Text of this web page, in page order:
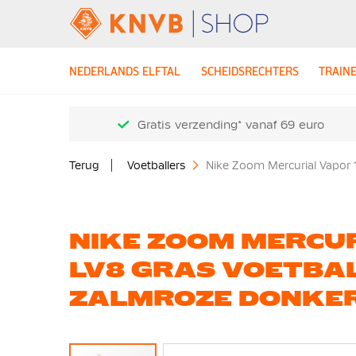
NEDERLANDS ELFTAL SCHEIDSRECHTERS
Gratis verzending* vanaf 69 euro
Terug Voetballers Nike Zoom Mercurial Vapor
NIKE ZOOM
LV8 GRAS
ZALMROZE
Ga